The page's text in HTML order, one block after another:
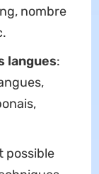
nombre
langues:
possible